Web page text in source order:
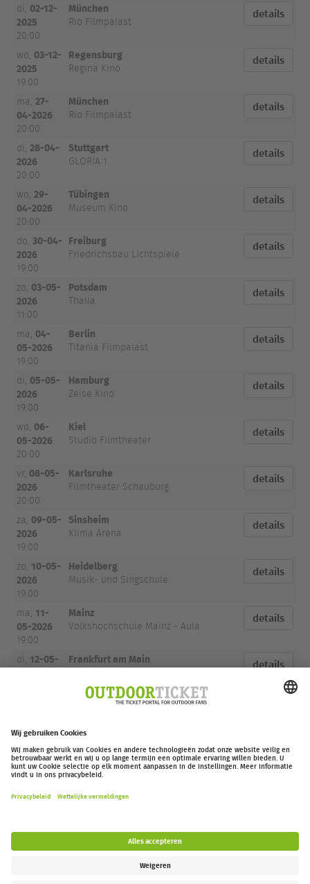
di, 02-12-
2025
20:00
München
Rio Filmpalast
details
wo, 03-12-
2025
19:00
Regensburg
Regina Kino
details
ma, 27-
04-2026
20:00
München
Rio Filmpalast
details
di,28-04-
2026
20:00
Stuttgart
GLORIA 1
details
wo, 29-
04-2026
20:00
Tübingen
Museum Kino
details
do,30-04-
2026
19:00
Freiburg
Friedrichsbau Lichtspiele
details
zo, 03-05-
2026
11:00
Potsdam
Thalia
details
ma, 04-
05-2026
19:00
Berlin
Titania Filmpalast
details
di, 05-05-
2026
19:00
Hamburg
Zeise Kino
details
wo, 06-
05-2026
20:00
Kiel
Studio Filmtheater
details
vr, 08-05-
2026
20:00
Karlsruhe
Filmtheater Schauburg
details
za, 09-05-
2026
19:00
Sinsheim
Klima Arena
details
zo, 10-05-
2026
19:00
Heidelberg
Musik- und Singschule
details
ma, 11-
05-2026
19:00
Mainz
Volkshochschule Mainz - Aula
details
di, 12-05-
Frankfurt am Main details
19:00
Darmstadt
outdoor-ticket.net– Een project van
Toegankelijkheidsverklaring